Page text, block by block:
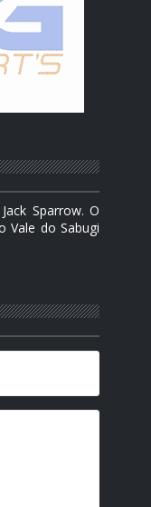
Sparrow. O
Vale do Sabugi